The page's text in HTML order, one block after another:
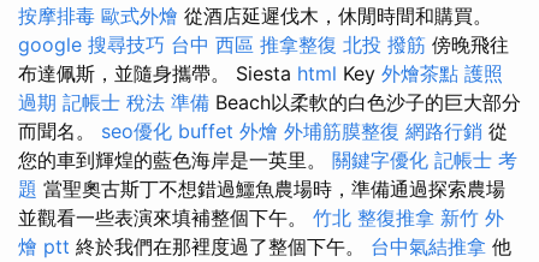
按摩排毒 歐式外燴 從酒店延遲伐木，休閒時間和購買。
google 搜尋技巧 台中 西區 推拿整復 北投 撥筋 傍晚飛往
布達佩斯，並隨身攜帶。 Siesta html Key 外燴茶點 護照
過期 記帳士 稅法 準備 Beach以柔軟的白色沙子的巨大部分
而聞名。 seo優化 buffet 外燴 外埔筋膜整復 網路行銷 從
您的車到輝煌的藍色海岸是一英里。 關鍵字優化 記帳士 考
題 當聖奧古斯丁不想錯過鱷魚農場時，準備通過探索農場
並觀看一些表演來填補整個下午。 竹北 整復推拿 新竹 外
燴 ptt 終於我們在那裡度過了整個下午。 台中氣結推拿 他